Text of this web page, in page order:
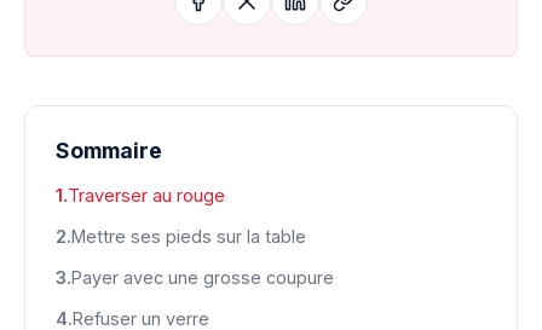
Sommaire
Traverser au rouge
Mettre ses pieds sur la table
Payer avec une grosse coupure
Refuser un verre